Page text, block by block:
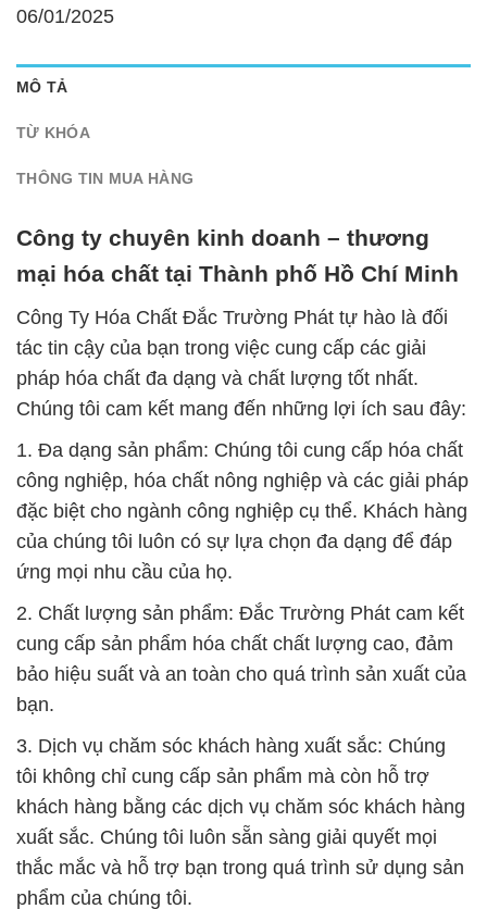
06/01/2025
MÔ TẢ
TỪ KHÓA
THÔNG TIN MUA HÀNG
Công ty chuyên kinh doanh – thương
mại hóa chất tại Thành phố Hồ Chí Minh
Công Ty Hóa Chất Đắc Trường Phát tự hào là đối
tác tin cậy của bạn trong việc cung cấp các giải
pháp hóa chất đa dạng và chất lượng tốt nhất.
Chúng tôi cam kết mang đến những lợi ích sau đây:
1. Đa dạng sản phẩm: Chúng tôi cung cấp hóa chất
công nghiệp, hóa chất nông nghiệp và các giải pháp
đặc biệt cho ngành công nghiệp cụ thể. Khách hàng
của chúng tôi luôn có sự lựa chọn đa dạng để đáp
ứng mọi nhu cầu của họ.
2. Chất lượng sản phẩm: Đắc Trường Phát cam kết
cung cấp sản phẩm hóa chất chất lượng cao, đảm
bảo hiệu suất và an toàn cho quá trình sản xuất của
bạn.
3. Dịch vụ chăm sóc khách hàng xuất sắc: Chúng
tôi không chỉ cung cấp sản phẩm mà còn hỗ trợ
khách hàng bằng các dịch vụ chăm sóc khách hàng
xuất sắc. Chúng tôi luôn sẵn sàng giải quyết mọi
thắc mắc và hỗ trợ bạn trong quá trình sử dụng sản
phẩm của chúng tôi.